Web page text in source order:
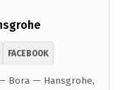
FACEBOOK
Bora — Hansgrohe,